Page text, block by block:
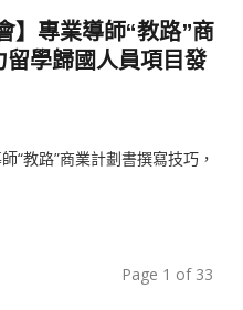
】專業導師“教路”商
學歸國人員項目發
“教路”商業計劃書撰寫技巧，
Page 1 of 33